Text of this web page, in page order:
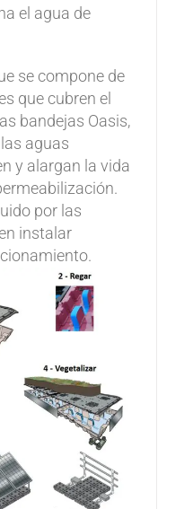
el agua de
se compone de
que cubren el
bandejas Oasis,
aguas
y alargan la vida
por las
instalar